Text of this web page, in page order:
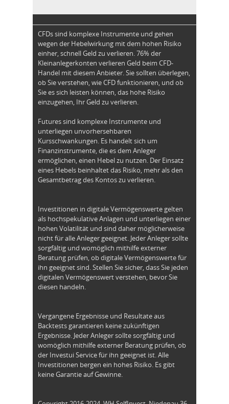
CFDs sind komplexe Instrumente und gehen
wegen der Hebelwirkung mit dem hohen Risiko
einher, schnell Geld zu verlieren. 76% der
Kleinanlegerkonten verlieren Geld beim CFD-
Handel mit diesem Anbieter. Sie sollten überlegen,
ob Sie verstehen, wie CFD funktionieren, und ob
Sie es sich leisten können, das hohe Risiko
einzugehen, Ihr Geld zu verlieren.
Futures sind komplexe Instrumente und
unterliegen unvorhersehbaren
Kursschwankungen. Es handelt sich um
Finanzinstrumente, die es dem Anleger
ermöglichen, einen Hebel zu nutzen. Der Einsatz
eines Hebels beinhaltet das Risiko, mehr als den
Gesamtbetrag des Kontos zu verlieren.
Investitionen in digitale Vermögenswerte gelten
als hochspekulative Anlagen und unterliegen einer
hohen Volatilität und sind daher möglicherweise
nicht für alle Anleger geeignet. Jeder Anleger sollte
sorgfältig und womöglich mithilfe externer
Beratung prüfen, ob digitale Vermögenswerte für
ihn geeignet sind. Stellen Sie sicher, dass Sie jeden
digitalen Vermögenswert verstehen, bevor Sie
diesen handeln.
Vergangene Ergebnisse und Resultate aus
Backtests garantieren keine zukünftigen
Ergebnisse. Jeder Anleger sollte sorgfältig und
womöglich mithilfe externer Beratung prüfen, ob
der Investui Service für ihn geeignet ist. Alle
Investitionen bergen ein hohes Risiko. Es gibt
keine Garantie auf Gewinne.